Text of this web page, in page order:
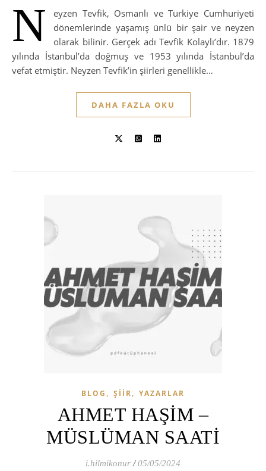
N
eyzen Tevfik, Osmanlı ve Türkiye Cumhuriyeti
dönemlerinde yaşamış ünlü bir şair ve neyzen
olarak bilinir. Gerçek adı Tevfik Kolaylı’dır. 1879
yılında İstanbul’da doğmuş ve 1953 yılında İstanbul’da
vefat etmiştir. Neyzen Tevfik’in şiirleri genellikle…
DAHA FAZLA OKU
BLOG , ŞIIR, YAZARLAR
AHMET HAŞİM –
MÜSLÜMAN SAATİ
i.hilmikonur / 05/05/2024